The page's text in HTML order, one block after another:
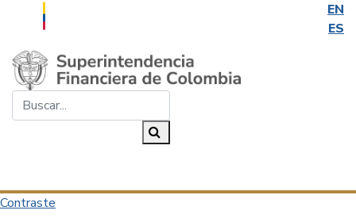
EN
ES
Saltar al contenido principal
Contraste